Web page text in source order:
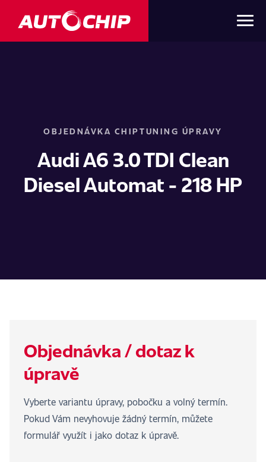
OBJEDNÁVKA CHIPTUNING ÚPRAVY
Audi A6 3.0 TDI Clean
Diesel Automat - 218 HP
Objednávka / dotaz k
úpravě
Vyberte variantu úpravy, pobočku a volný termín.
Pokud Vám nevyhovuje žádný termín, můžete
formulář využít i jako dotaz k úpravě.